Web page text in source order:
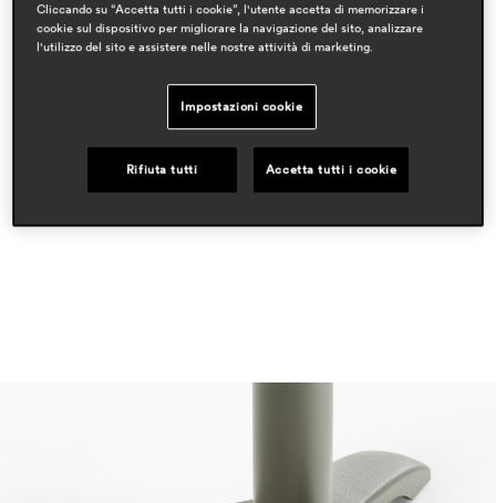
pedrali r&d
Cliccando su “Accetta tutti i cookie”, l'utente accetta di memorizzare i
cookie sul dispositivo per migliorare la navigazione del sito, analizzare
l'utilizzo del sito e assistere nelle nostre attività di marketing.
Impostazioni cookie
Rifiuta tutti Accetta tutti i cookie